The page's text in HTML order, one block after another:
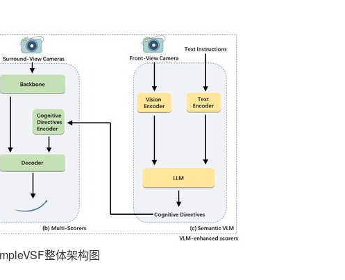
整体架构图